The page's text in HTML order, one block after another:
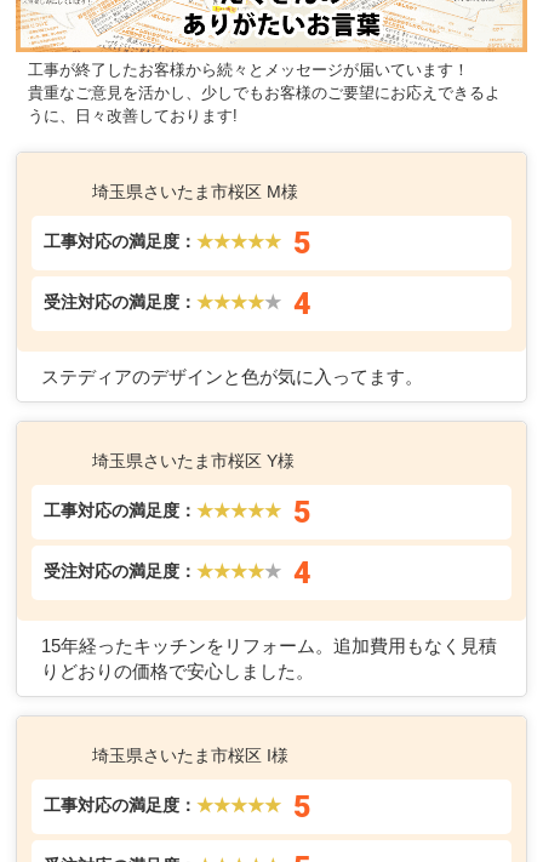
工事が終了したお客様から続々とメッセージが届いています！
貴重なご意見を活かし、少しでもお客様のご要望にお応えできるよ
うに、日々改善しております!
埼玉県さいたま市桜区 M様
工事対応の満足度：★★★★★ 5
受注対応の満足度：★★★★★ 4
ステディアのデザインと色が気に入ってます。
埼玉県さいたま市桜区 Y様
工事対応の満足度：★★★★★ 5
受注対応の満足度：★★★★★ 4
15年経ったキッチンをリフォーム。追加費用もなく見積
りどおりの価格で安心しました。
埼玉県さいたま市桜区 I様
工事対応の満足度：★★★★★ 5